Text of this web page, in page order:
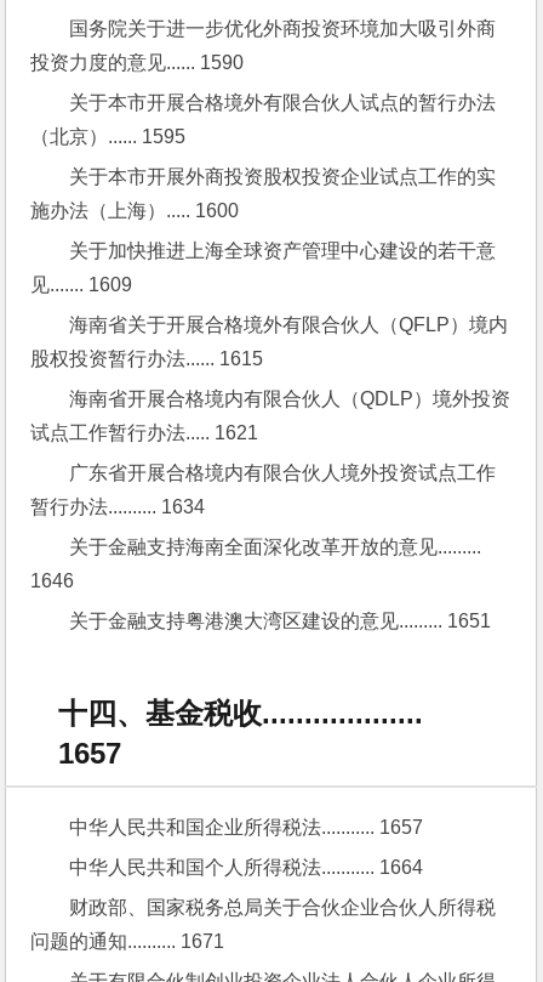
国务院关于进一步优化外商投资环境加大吸引外商
投资力度的意见...... 1590
关于本市开展合格境外有限合伙人试点的暂行办法
（北京）...... 1595
关于本市开展外商投资股权投资企业试点工作的实
施办法（上海）..... 1600
关于加快推进上海全球资产管理中心建设的若干意
见....... 1609
海南省关于开展合格境外有限合伙人（QFLP）境内
股权投资暂行办法...... 1615
海南省开展合格境内有限合伙人（QDLP）境外投资
试点工作暂行办法..... 1621
广东省开展合格境内有限合伙人境外投资试点工作
暂行办法.......... 1634
关于金融支持海南全面深化改革开放的意见.........
1646
关于金融支持粤港澳大湾区建设的意见......... 1651
十四、基金税收...................
1657
中华人民共和国企业所得税法........... 1657
中华人民共和国个人所得税法........... 1664
财政部、国家税务总局关于合伙企业合伙人所得税
问题的通知.......... 1671